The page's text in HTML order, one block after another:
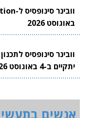
באוגוסט 2026
יתקיים ב-4 באוגוסט 2026
אנשים